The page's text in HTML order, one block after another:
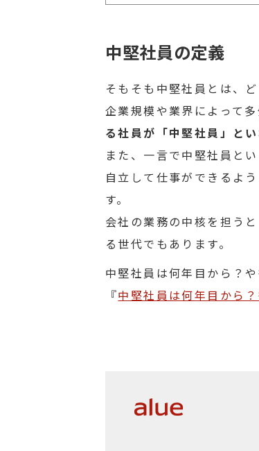
中堅社員の定義
そもそも中堅社員とは、
企業規模や業界によって多
る社員が「中堅社員」とい
また、一言で中堅社員と
自立して仕事ができるよ
す。
会社の業務の中核を担う
る世代でもあります。
中堅社員は何年目から？
『中堅社員は何年目から